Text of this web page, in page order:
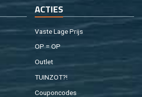
AC­TIES
Vaste Lage Prijs
OP = OP
Out­let
TUIN­ZOT?!
Cou­pon­co­des